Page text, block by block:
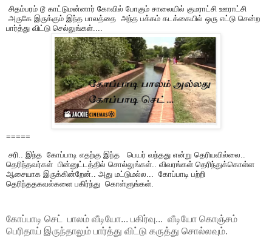
சிதம்பரம் டூ காட்டுமன்னார் கோவில் போகும் சாலையில் குமராட்சி ஊராட்சி
அருகே இருக்கும் இந்த பாலத்தை அந்த பக்கம் கடக்கையில் ஒரு எட்டு சென்ற
பார்த்து விட்டு செல்லுங்கள்....
=====
சரி.. இந்த கோப்பாடி எதற்கு இந்த பெயர் வந்தது என்று தெரியவில்லை..
தெரிந்தவர்கள் பின்னுட்டத்தில் சொல்லுங்கள்.. விவரங்கள் தெரிந்துக்கொள்ள
ஆசையாக இருக்கின்றேன்.. அது மட்டுமல்ல... கோப்பாடி பற்றி
தெரிந்ததகவல்களை பகிர்ந்து கொள்ளுங்கள்.
கோப்பாடி செட் பாலம் வீடியோ... பகிர்வு... வீடியோ கொஞ்சம்
பெரிதாய் இருந்தாலும் பார்த்து விட்டு கருத்து சொல்லவும்.